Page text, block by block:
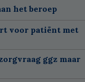
het beroep
voor patiënt met
ggz maar